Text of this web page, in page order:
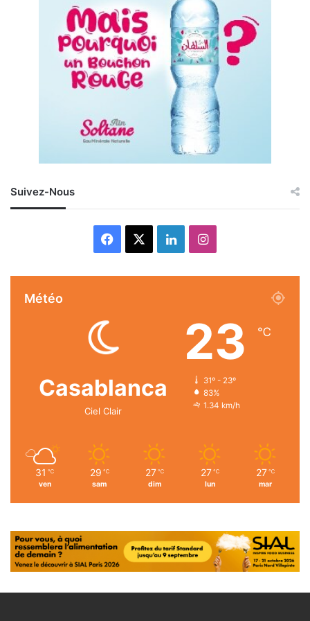
Suivez-Nous
Facebook LinkedinInstagram
Météo
Casablanca
Ciel Clair
23 ℃
31º - 23º
83%
1.34 km/h
31 ℃
ven
29 ℃
sam
27 ℃
dim
27 ℃
lun
27 ℃
mar